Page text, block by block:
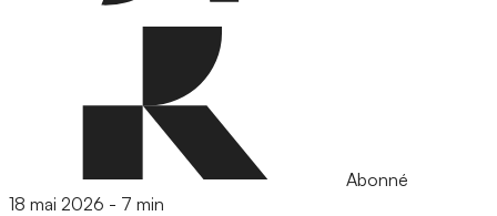
Abonné
18 mai 2026 - 7 min